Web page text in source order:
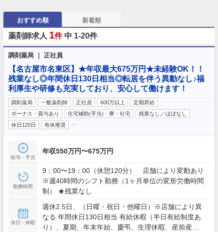
おすすめ順 新着順
薬剤師求人 1件 中 1-20件
調剤薬局 ｜ 正社員
【名古屋市名東区】★年収最大675万円★未経験OK！！
残業なし◎年間休日130日相当◎転居を伴う異動なし♪福
利厚生や研修も充実しており、安心して働けます！
調剤薬局 一般薬剤師 正社員 600万以上
定期昇給
ボーナス・賞与あり
住宅補助(手当)・寮・社宅
残業なし／ほぼなし
休日120日
有休推奨
給与・手当
年収550万円〜675万円
勤務時間
9：00〜19：00（休憩120分） 店舗により変動あり
※週40時間のシフト勤務（1ヶ月単位の変形労働時間
制） ★残業なし
休日・休暇
週休2.5日、（日曜・祝日・他曜日）※店舗により異
なる 年間休日130日相当 有給休暇（半日有給制度あ
り）、夏期、年末年始、慶弔、生理休暇、産前産後